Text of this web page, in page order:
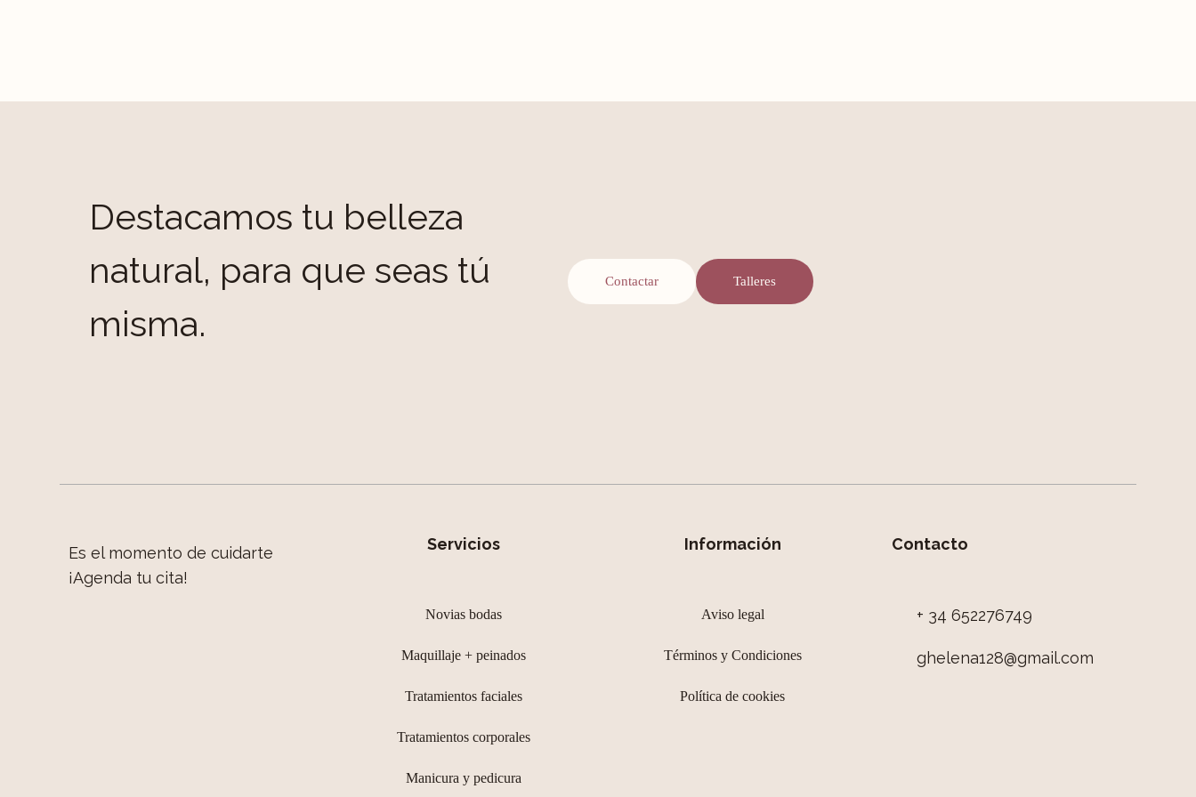
Destacamos tu belleza
natural, para que seas tú
misma.
Contactar Talleres
Es el momento de cuidarte
¡Agenda tu cita!
Servicios
Novias bodas
Maquillaje + peinados
Tratamientos faciales
Tratamientos corporales
Manicura y pedicura
Información
Aviso legal
Términos y Condiciones
Política de cookies
Contacto
+ 34 652276749
ghelena128@gmail.com